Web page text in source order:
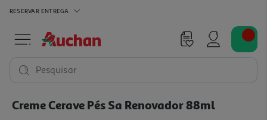
RESERVAR ENTREGA
Pesquisar
Creme Cerave Pés Sa Renovador 88ml